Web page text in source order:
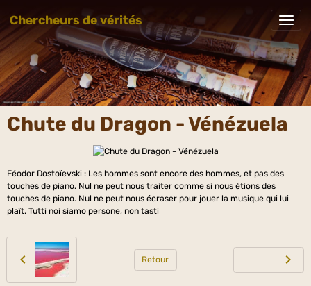
Chercheurs de vérités
Chute du Dragon - Vénézuela
Féodor Dostoïevski : Les hommes sont encore des hommes, et pas des
touches de piano. Nul ne peut nous traiter comme si nous étions des
touches de piano. Nul ne peut nous écraser pour jouer la musique qui lui
plaît. Tutti noi siamo persone, non tasti
Retour